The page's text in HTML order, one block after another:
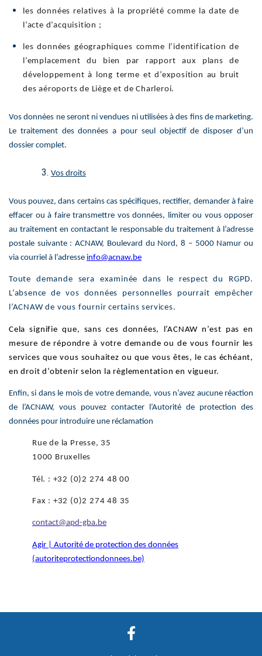
les données relatives à la propriété comme la date de
l’acte d’acquisition ;
les données géographiques comme l’identification de
l’emplacement du bien par rapport aux plans de
développement à long terme et d’exposition au bruit
des aéroports de Liège et de Charleroi.
Vos données ne seront ni vendues ni utilisées à des fins de marketing.
Le traitement des données a pour seul objectif de disposer d’un
dossier complet.
Vos droits
Vous pouvez, dans certains cas spécifiques, rectifier, demander à faire
effacer ou à faire transmettre vos données, limiter ou vous opposer
au traitement en contactant le responsable du traitement à l’adresse
postale suivante : ACNAW, Boulevard du Nord, 8 – 5000 Namur ou
via courriel à l’adresse info@acnaw.be
Toute demande sera examinée dans le respect du RGPD.
L’absence de vos données personnelles pourrait empêcher
l’ACNAW de vous fournir certains services.
Cela signifie que, sans ces données, l’ACNAW n’est pas en
mesure de répondre à votre demande ou de vous fournir les
services que vous souhaitez ou que vous êtes, le cas échéant,
en droit d’obtenir selon la règlementation en vigueur.
Enfin, si dans le mois de votre demande, vous n’avez aucune réaction
de l’ACNAW, vous pouvez contacter l’Autorité de protection des
données pour introduire une réclamation
Rue de la Presse, 35
1000 Bruxelles
Tél. : +32 (0)2 274 48 00
Fax : +32 (0)2 274 48 35
contact@apd-gba.be
Agir | Autorité de protection des données
(autoriteprotectiondonnees.be)